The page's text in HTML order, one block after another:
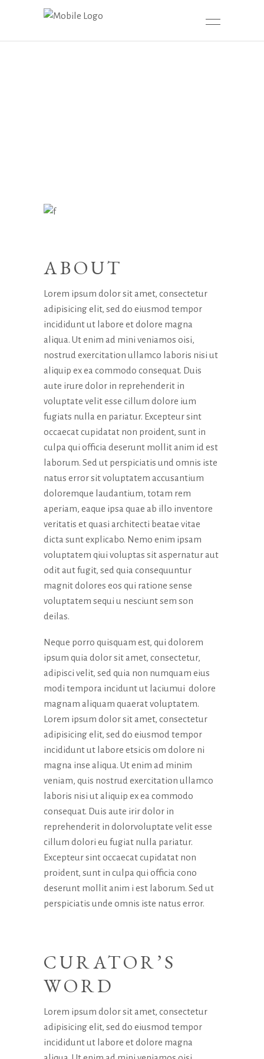
ABOUT
Lorem ipsum dolor sit amet, consectetur
adipisicing elit, sed do eiusmod tempor
incididunt ut labore et dolore magna
aliqua. Ut enim ad mini veniamos oisi,
nostrud exercitation ullamco laboris nisi ut
aliquip ex ea commodo consequat. Duis
aute irure dolor in reprehenderit in
voluptate velit esse cillum dolore ium
fugiats nulla en pariatur. Excepteur sint
occaecat cupidatat non proident, sunt in
culpa qui officia deserunt mollit anim id est
laborum. Sed ut perspiciatis und omnis iste
natus error sit voluptatem accusantium
doloremque laudantium, totam rem
aperiam, eaque ipsa quae ab illo inventore
veritatis et quasi architecti beatae vitae
dicta sunt explicabo. Nemo enim ipsam
voluptatem qiui voluptas sit aspernatur aut
odit aut fugit, sed quia consequuntur
magnit dolores eos qui ratione sense
voluptatem sequi u nesciunt sem son
deilas.
Neque porro quisquam est, qui dolorem
ipsum quia dolor sit amet, consectetur,
adipisci velit, sed quia non numquam eius
modi tempora incidunt ut laciumui dolore
magnam aliquam quaerat voluptatem.
Lorem ipsum dolor sit amet, consectetur
adipisicing elit, sed do eiusmod tempor
incididunt ut labore etsicis om dolore ni
magna inse aliqua. Ut enim ad minim
veniam, quis nostrud exercitation ullamco
laboris nisi ut aliquip ex ea commodo
consequat. Duis aute irir dolor in
reprehenderit in dolorvoluptate velit esse
cillum dolori eu fugiat nulla pariatur.
Excepteur sint occaecat cupidatat non
proident, sunt in culpa qui officia cono
deserunt mollit anim i est laborum. Sed ut
perspiciatis unde omnis iste natus error.
CURATOR’S
WORD
Lorem ipsum dolor sit amet, consectetur
adipisicing elit, sed do eiusmod tempor
incididunt ut labore et dolore magna